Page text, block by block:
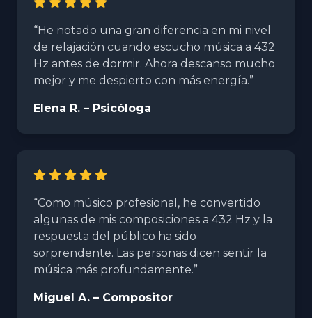
“He notado una gran diferencia en mi nivel
de relajación cuando escucho música a 432
Hz antes de dormir. Ahora descanso mucho
mejor y me despierto con más energía.”
Elena R. – Psicóloga
“Como músico profesional, he convertido
algunas de mis composiciones a 432 Hz y la
respuesta del público ha sido
sorprendente. Las personas dicen sentir la
música más profundamente.”
Miguel A. – Compositor